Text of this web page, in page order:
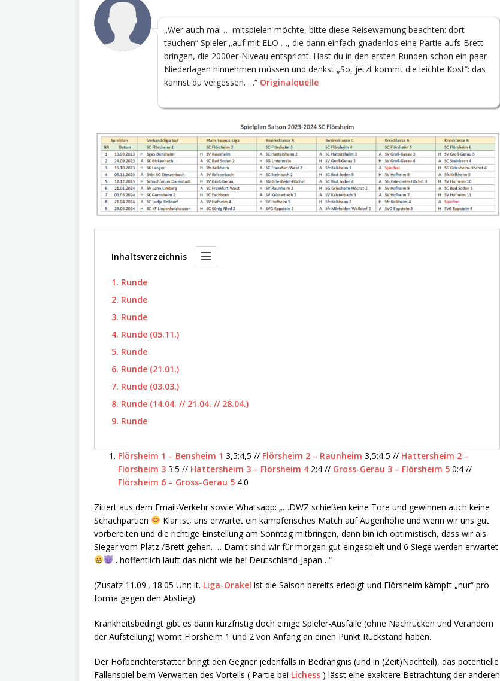
„Wer auch mal … mitspielen möchte, bitte diese Reisewarnung beachten: dort
tauchen“ Spieler „auf mit ELO …, die dann einfach gnadenlos eine Partie aufs Brett
bringen, die 2000er-Niveau entspricht. Hast du in den ersten Runden schon ein paar
Niederlagen hinnehmen müssen und denkst „So, jetzt kommt die leichte Kost“: das
kannst du vergessen. …“ Originalquelle
Inhaltsverzeichnis
1. Runde
2. Runde
3. Runde
4. Runde (05.11.)
5. Runde
6. Runde (21.01.)
7. Runde (03.03.)
8. Runde (14.04. // 21.04. // 28.04.)
9. Runde
Flörsheim 1 – Bensheim 1 3,5:4,5 // Flörsheim 2 – Raunheim 3,5:4,5 // Hattersheim 2 –
Flörsheim 3 3:5 // Hattersheim 3 – Flörsheim 4 2:4 // Gross-Gerau 3 – Flörsheim 5 0:4 //
Flörsheim 6 – Gross-Gerau 5 4:0
Zitiert aus dem Email-Verkehr sowie Whatsapp: „…DWZ schießen keine Tore und gewinnen auch keine
Schachpartien
Klar ist, uns erwartet ein kämpferisches Match auf Augenhöhe und wenn wir uns gut
vorbereiten und die richtige Einstellung am Sonntag mitbringen, dann bin ich optimistisch, dass wir als
Sieger vom Platz /Brett gehen. … Damit sind wir für morgen gut eingespielt und 6 Siege werden erwartet
…hoffentlich läuft das nicht wie bei Deutschland-Japan…“
(Zusatz 11.09., 18.05 Uhr: lt. Liga-Orakel ist die Saison bereits erledigt und Flörsheim kämpft „nur“ pro
forma gegen den Abstieg)
Krankheitsbedingt gibt es dann kurzfristig doch einige Spieler-Ausfälle (ohne Nachrücken und Verändern
der Aufstellung) womit Flörsheim 1 und 2 von Anfang an einen Punkt Rückstand haben.
Der Hofberichterstatter bringt den Gegner jedenfalls in Bedrängnis (und in (Zeit)Nachteil), das potentielle
Fallenspiel beim Verwerten des Vorteils ( Partie bei Lichess ) lässt eine exaktere Betrachtung der anderen